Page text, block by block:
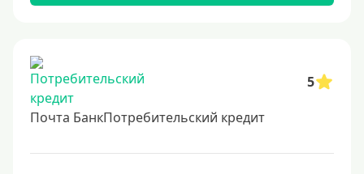
5
Почта БанкПотребительский кредит